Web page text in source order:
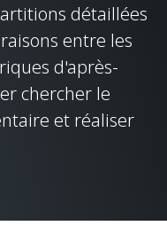
détaillées
entre les
d'après-
chercher le
et réaliser